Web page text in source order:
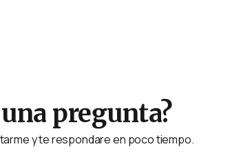
pregunta?
y te respondare en poco tiempo.